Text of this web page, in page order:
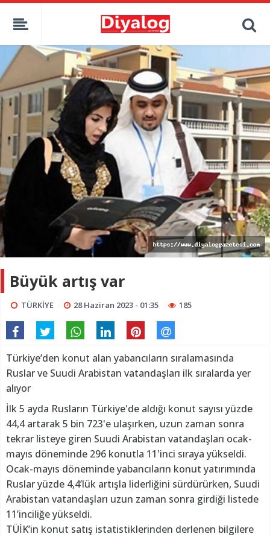
Büyük artış var
TÜRKİYE 28 Haziran 2023 - 01:35 185
Türkiye’den konut alan yabancıların sıralamasında
Ruslar ve Suudi Arabistan vatandaşları ilk sıralarda yer
alıyor
İlk 5 ayda Rusların Türkiye'de aldığı konut sayısı yüzde
44,4 artarak 5 bin 723'e ulaşırken, uzun zaman sonra
tekrar listeye giren Suudi Arabistan vatandaşları ocak-
mayıs döneminde 296 konutla 11'inci sıraya yükseldi.
Ocak-mayıs döneminde yabancıların konut yatırımında
Ruslar yüzde 4,4’lük artışla liderliğini sürdürürken, Suudi
Arabistan vatandaşları uzun zaman sonra girdiği listede
11’inciliğe yükseldi.
TÜİK’in konut satış istatistiklerinden derlenen bilgilere